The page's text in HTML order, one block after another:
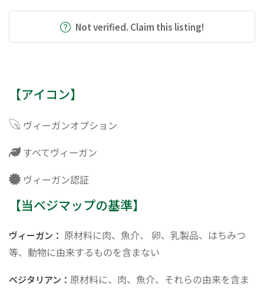
Not verified. Claim this listing!
【アイコン】
ヴィーガンオプション
すべてヴィーガン
ヴィーガン認証
【当ベジマップの基準】
ヴィーガン： 原材料に肉、魚介、 卵、乳製品、はちみつ
等、動物に由来するものを含まない
ベジタリアン： 原材料に、肉、魚介、それらの由来を含ま